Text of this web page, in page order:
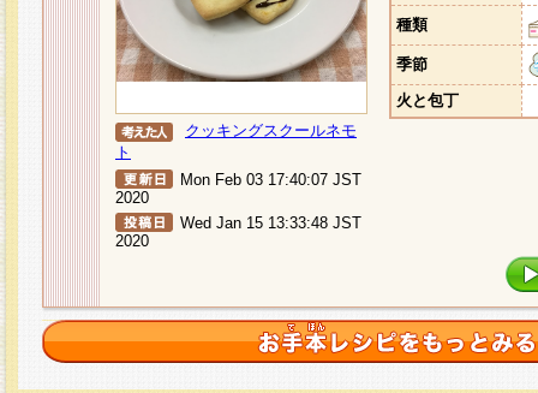
クッキングスクールネモ
ト
Mon Feb 03 17:40:07 JST
2020
Wed Jan 15 13:33:48 JST
2020
種類
季節
火と包丁